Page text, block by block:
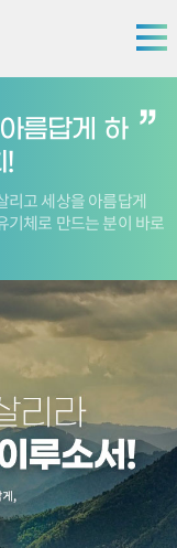
름답게 하
!
리고 세상을 아름답게
기체로 만드는 분이 바로